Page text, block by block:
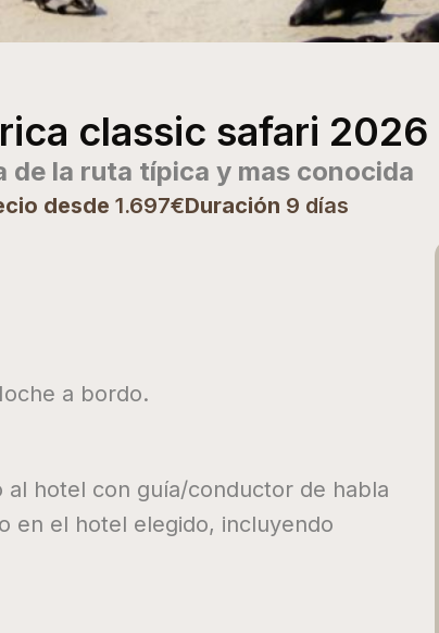
classic safari 2026
de la ruta típica y mas conocida
desde 1.697€Duración 9 días
a bordo.
hotel con guía/conductor de habla
en el hotel elegido, incluyendo